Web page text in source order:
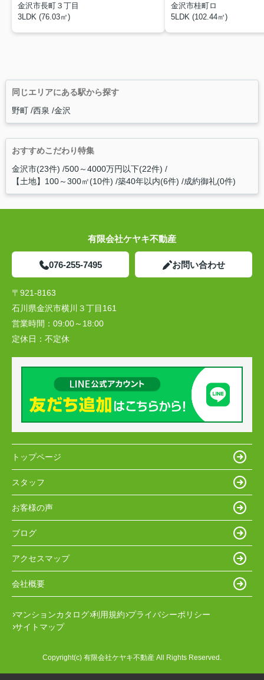
金沢市長町３丁目
3LDK (76.03㎡)
金沢市桂町ロ
5LDK (102.44㎡)
同じエリアにある駅から探す
野町 西泉 金沢
おすすめこだわり特集
金沢市(23件) 500～4000万円以下(22件)
【土地】100～300㎡(10件) 築40年以内(6件) 成約御礼(0件)
有限会社ケヤキ不動産
076-255-7495 お問い合わせ
〒921-8163
石川県金沢市横川３丁目161
営業時間： 09:00～18:00
定休日： 不定休
トップページ
スタッフ
お客様の声
ブログ
アクセスマップ
会社概要
マンションカタログ 利用規約 プライバシーポリシー
サイトマップ
Copyright(c) 有限会社ケヤキ不動産 All Rights Reserved.